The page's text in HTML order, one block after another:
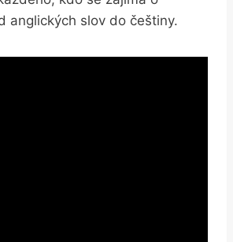
anglických slov do češtiny.